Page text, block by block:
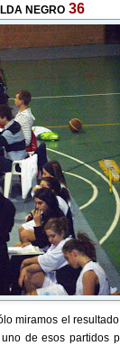
NEGRO 36
miramos el
de esos partidos